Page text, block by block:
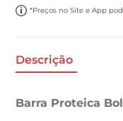
*Preços no Site e App
Descrição
Barra Proteica